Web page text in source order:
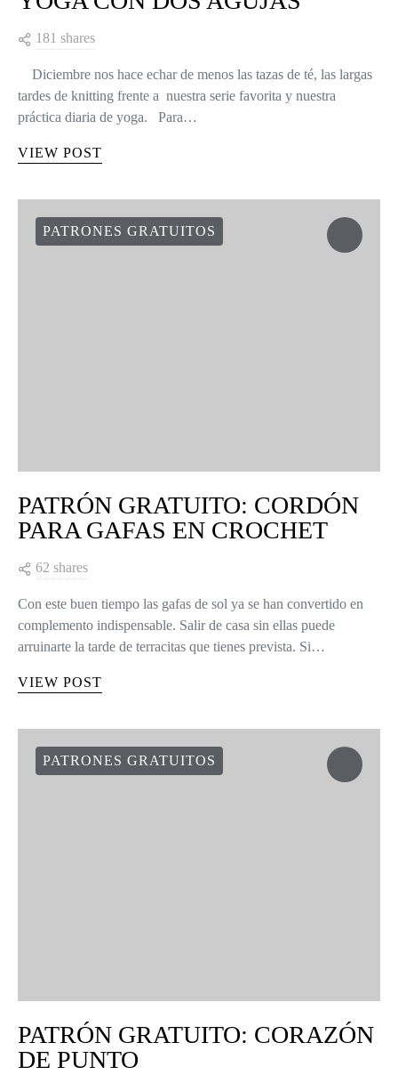
181 shares
Diciembre nos hace echar de menos las tazas de té, las largas
tardes de knitting frente a nuestra serie favorita y nuestra
práctica diaria de yoga. Para…
VIEW POST
PATRONES GRATUITOS
PATRÓN GRATUITO: CORDÓN
PARA GAFAS EN CROCHET
62 shares
Con este buen tiempo las gafas de sol ya se han convertido en
complemento indispensable. Salir de casa sin ellas puede
arruinarte la tarde de terracitas que tienes prevista. Si…
VIEW POST
PATRONES GRATUITOS
PATRÓN GRATUITO: CORAZÓN
DE PUNTO